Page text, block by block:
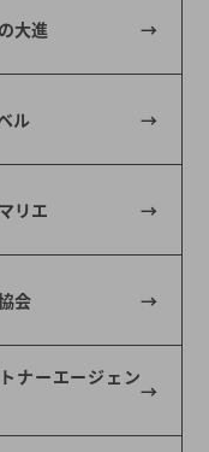
大進
ル
リエ
会
ナーエージェン